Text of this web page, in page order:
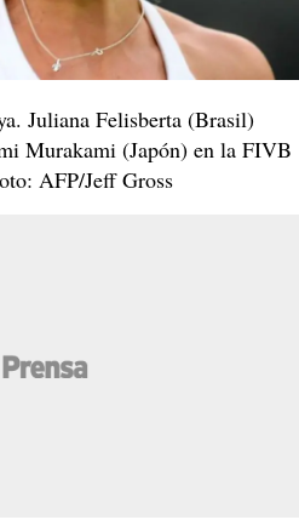
Juliana Felisberta (Brasil)
Murakami (Japón) en la FIVB
AFP/Jeff Gross